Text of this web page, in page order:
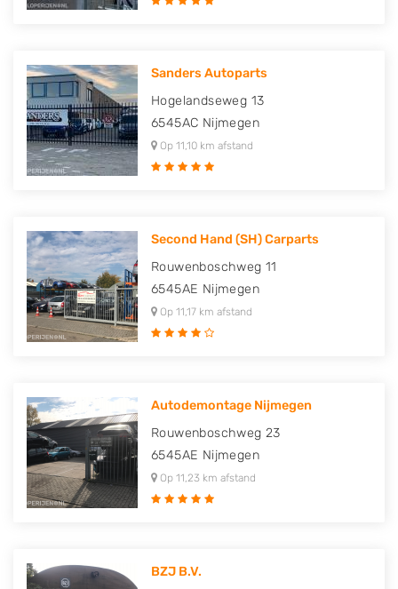
Sanders Autoparts
Hogelandseweg 13
6545AC Nijmegen
Op 11,10 km afstand
Second Hand (SH) Carparts
Rouwenboschweg 11
6545AE Nijmegen
Op 11,17 km afstand
Autodemontage Nijmegen
Rouwenboschweg 23
6545AE Nijmegen
Op 11,23 km afstand
BZJ B.V.